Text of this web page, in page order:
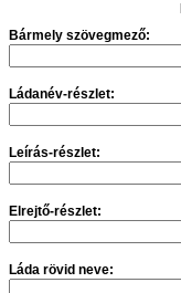
Bármely szövegmező:
Ládanév-részlet:
Leírás-részlet:
Elrejtő-részlet:
Láda rövid neve: